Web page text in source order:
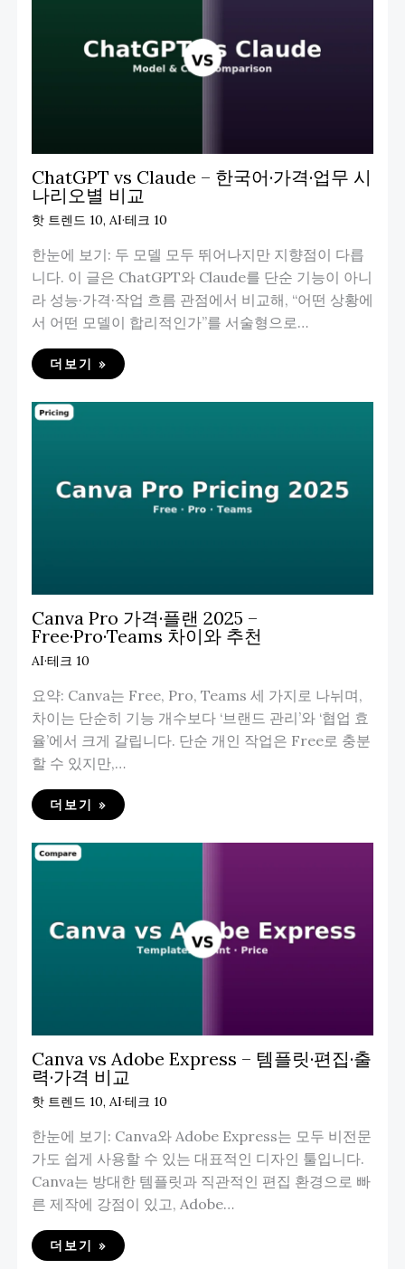
ChatGPT vs Claude – 한국어·가격·업무 시
나리오별 비교
핫 트렌드 10, AI·테크 10
한눈에 보기: 두 모델 모두 뛰어나지만 지향점이 다릅
니다. 이 글은 ChatGPT와 Claude를 단순 기능이 아니
라 성능·가격·작업 흐름 관점에서 비교해, “어떤 상황에
서 어떤 모델이 합리적인가”를 서술형으로…
더보기 »
Canva Pro 가격·플랜 2025 –
Free·Pro·Teams 차이와 추천
AI·테크 10
요약: Canva는 Free, Pro, Teams 세 가지로 나뉘며,
차이는 단순히 기능 개수보다 ‘브랜드 관리’와 ‘협업 효
율’에서 크게 갈립니다. 단순 개인 작업은 Free로 충분
할 수 있지만,…
더보기 »
Canva vs Adobe Express – 템플릿·편집·출
력·가격 비교
핫 트렌드 10, AI·테크 10
한눈에 보기: Canva와 Adobe Express는 모두 비전문
가도 쉽게 사용할 수 있는 대표적인 디자인 툴입니다.
Canva는 방대한 템플릿과 직관적인 편집 환경으로 빠
른 제작에 강점이 있고, Adobe…
더보기 »